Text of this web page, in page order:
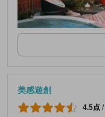
美感遊創
4.5点 /